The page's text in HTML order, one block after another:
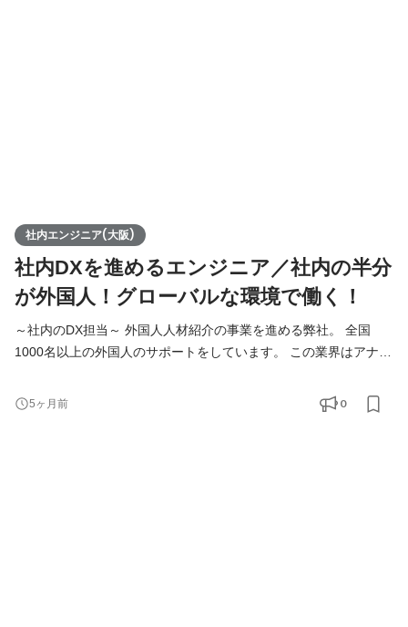
社内エンジニア(大阪)
社内DXを進めるエンジニア／社内の半分
が外国人！グローバルな環境で働く！
～社内のDX担当～ 外国人人材紹介の事業を進める弊社。 全国
1000名以上の外国人のサポートをしています。 この業界はアナロ
ます。 Funtoco(ファントコ)では業界の中でも率先して 仕組み
化、IT化を進めており、管理ツールなども自社内で開発し運用し
5ヶ月前 0